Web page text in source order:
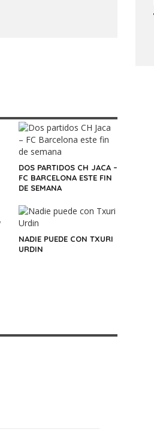
DOS PARTIDOS CH JACA –
FC BARCELONA ESTE FIN
DE SEMANA
NADIE PUEDE CON TXURI
URDIN